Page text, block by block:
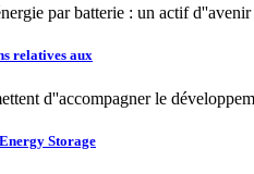
par batterie : un actif
relatives aux
d''accompagner le
Storage